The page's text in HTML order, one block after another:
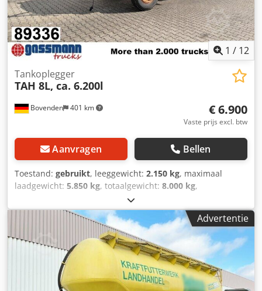
verkoop en fouten voorbehouden!
1 / 12
Bovenden 401 km
Tankoplegger
TAH 8L, ca. 6.200l
€ 6.900
Vaste prijs excl. btw
Aanvragen Bellen
Toestand: gebruikt, leeggewicht: 2.150 kg, maximaal
laadgewicht: 5.850 kg, totaalgewicht: 8.000 kg,
, eerste registratie:
ophanging:staal, bandenmaten:8.25R20, kilometerstand:
, soort overbrenging:overig, bestuurderscabine:
overig , Voertuiglocatie: Bovenden, 2 assen, draaischamel,
bladvering. Opbouw: ca. 6.200 l, 2x BPW-assen,
trommelremmen! ACCESSOIRE-INFORMATIE ZONDER
GARANTIE, wijzigingen, tussentijdse verkoop en
vergissingen voorbehouden! Csdpfxeyt H Uas Apnsrf
Advertentie